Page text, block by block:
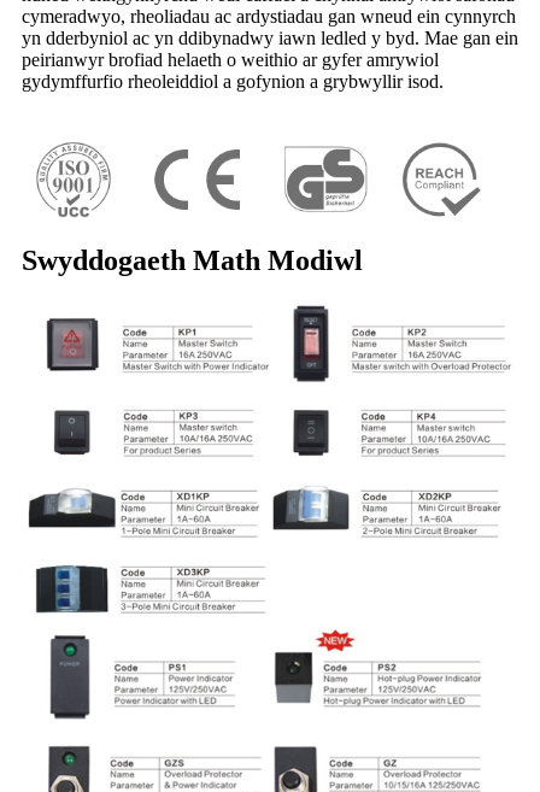
cymeradwyo, rheoliadau ac ardystiadau gan wneud ein cynnyrch
yn dderbyniol ac yn ddibynadwy iawn ledled y byd. Mae gan ein
peirianwyr brofiad helaeth o weithio ar gyfer amrywiol
gydymffurfio rheoleiddiol a gofynion a grybwyllir isod.
Swyddogaeth Math Modiwl